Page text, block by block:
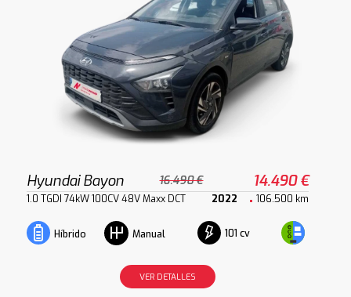
Hyundai Bayon 16.490 € 14.490 €
1.0 TGDI 74kW 100CV 48V Maxx DCT 2022 106.500 km
Híbrido Manual 101 cv
VER DETALLES